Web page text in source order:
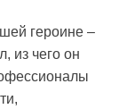
героине –
из чего он